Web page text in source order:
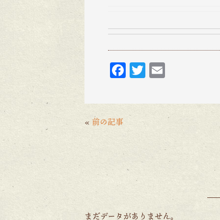
F
ac
eb
o
T
w
itt ai
l
« 前の記事
まだデータがありません。